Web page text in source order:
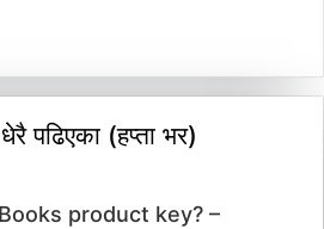
पढिएका (हप्ता भर)
product key? –